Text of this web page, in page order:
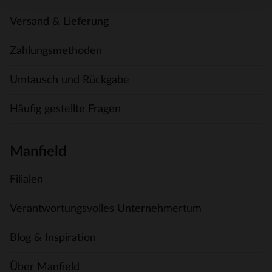
Versand & Lieferung
Zahlungsmethoden
Umtausch und Rückgabe
Häufig gestellte Fragen
Manfield
Filialen
Verantwortungsvolles Unternehmertum
Blog & Inspiration
Über Manfield